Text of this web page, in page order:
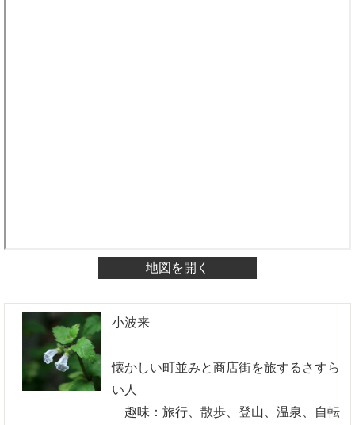
地図を開く
小波来
懐かしい町並みと商店街を旅するさすら
い人
趣味：旅行、散歩、登山、温泉、自転